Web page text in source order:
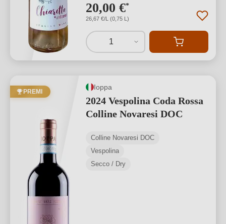
20,00 €*
26,67 €/L (0,75 L)
1
PREMI
Ioppa
2024 Vespolina Coda Rossa
Colline Novaresi DOC
Colline Novaresi DOC
Vespolina
Secco / Dry